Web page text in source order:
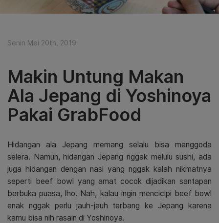
Senin Mei 20th, 2019
Makin Untung Makan
Ala Jepang di Yoshinoya
Pakai GrabFood
Hidangan ala Jepang memang selalu bisa menggoda
selera. Namun, hidangan Jepang nggak melulu sushi, ada
juga hidangan dengan nasi yang nggak kalah nikmatnya
seperti beef bowl yang amat cocok dijadikan santapan
berbuka puasa, lho. Nah, kalau ingin mencicipi beef bowl
enak nggak perlu jauh-jauh terbang ke Jepang karena
kamu bisa nih rasain di Yoshinoya.